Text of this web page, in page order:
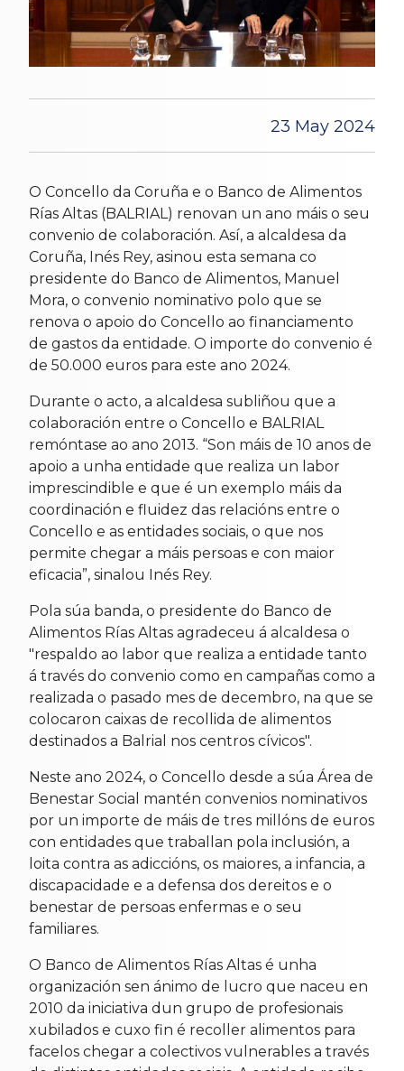
23 May 2024
O Concello da Coruña e o Banco de Alimentos
Rías Altas (BALRIAL) renovan un ano máis o seu
convenio de colaboración. Así, a alcaldesa da
Coruña, Inés Rey, asinou esta semana co
presidente do Banco de Alimentos, Manuel
Mora, o convenio nominativo polo que se
renova o apoio do Concello ao financiamento
de gastos da entidade. O importe do convenio é
de 50.000 euros para este ano 2024.
Durante o acto, a alcaldesa subliñou que a
colaboración entre o Concello e BALRIAL
remóntase ao ano 2013. “Son máis de 10 anos de
apoio a unha entidade que realiza un labor
imprescindible e que é un exemplo máis da
coordinación e fluidez das relacións entre o
Concello e as entidades sociais, o que nos
permite chegar a máis persoas e con maior
eficacia”, sinalou Inés Rey.
Pola súa banda, o presidente do Banco de
Alimentos Rías Altas agradeceu á alcaldesa o
"respaldo ao labor que realiza a entidade tanto
á través do convenio como en campañas como a
realizada o pasado mes de decembro, na que se
colocaron caixas de recollida de alimentos
destinados a Balrial nos centros cívicos".
Neste ano 2024, o Concello desde a súa Área de
Benestar Social mantén convenios nominativos
por un importe de máis de tres millóns de euros
con entidades que traballan pola inclusión, a
loita contra as adiccións, os maiores, a infancia, a
discapacidade e a defensa dos dereitos e o
benestar de persoas enfermas e o seu
familiares.
O Banco de Alimentos Rías Altas é unha
organización sen ánimo de lucro que naceu en
2010 da iniciativa dun grupo de profesionais
xubilados e cuxo fin é recoller alimentos para
facelos chegar a colectivos vulnerables a través